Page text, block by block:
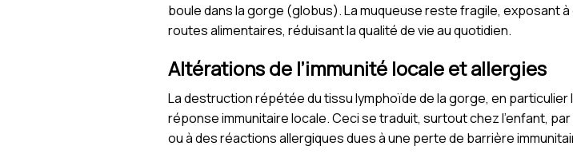
boule dans la gorge (globus). La muqueuse reste fragile, exposant
routes alimentaires, réduisant la qualité de vie au quotidien.
Altérations de l’immunité locale et allergies
La destruction répétée du tissu lymphoïde de la gorge, en
réponse immunitaire locale. Ceci se traduit, surtout chez l'enfant,
ou à des réactions allergiques dues à une perte de barrière